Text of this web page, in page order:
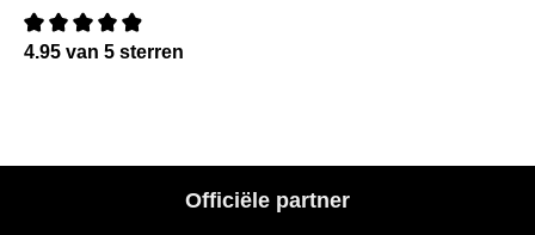
Recensie met een waardering van 0 van de 5 sterren
4.95 van 5 sterren
Officiële partner